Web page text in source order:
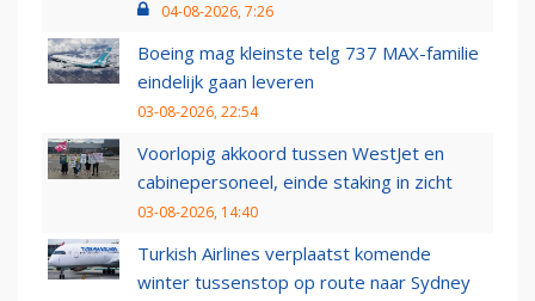
04-08-2026, 7:26
Boeing mag kleinste telg 737 MAX-familie
eindelijk gaan leveren
03-08-2026, 22:54
Voorlopig akkoord tussen WestJet en
cabinepersoneel, einde staking in zicht
03-08-2026, 14:40
Turkish Airlines verplaatst komende
winter tussenstop op route naar Sydney